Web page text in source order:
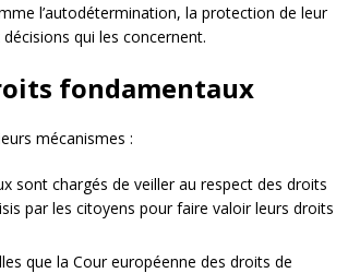
l’autodétermination, la protection de leur
qui les concernent.
fondamentaux
mécanismes :
sont chargés de veiller au respect des droits
par les citoyens pour faire valoir leurs droits
que la Cour européenne des droits de